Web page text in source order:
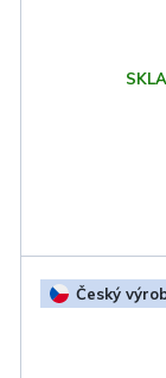
Český